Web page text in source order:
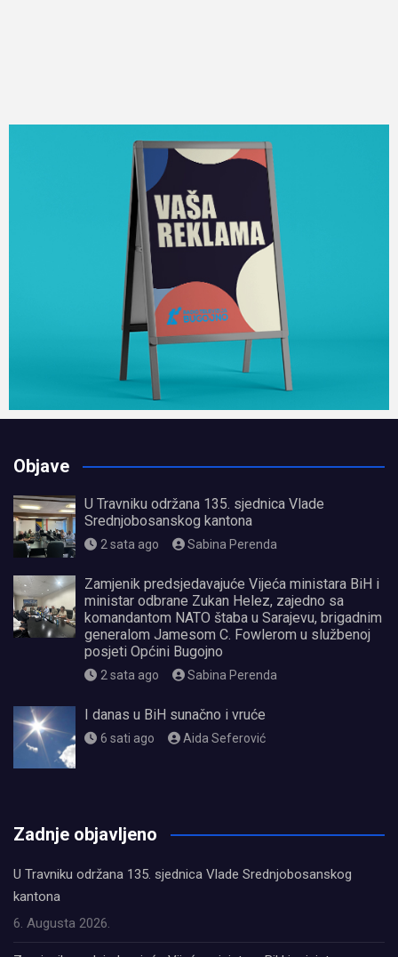
Objave
U Travniku održana 135. sjednica Vlade
Srednjobosanskog kantona
2 sata ago Sabina Perenda
Zamjenik predsjedavajuće Vijeća ministara BiH i
ministar odbrane Zukan Helez, zajedno sa
komandantom NATO štaba u Sarajevu, brigadnim
generalom Jamesom C. Fowlerom u službenoj
posjeti Općini Bugojno
2 sata ago Sabina Perenda
I danas u BiH sunačno i vruće
6 sati ago Aida Seferović
Zadnje objavljeno
U Travniku održana 135. sjednica Vlade Srednjobosanskog
kantona
6. Augusta 2026.